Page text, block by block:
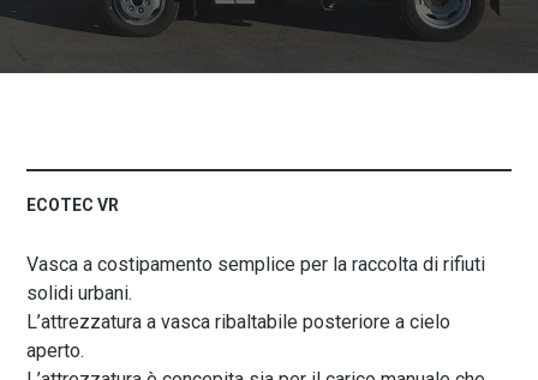
ECOTEC VR
Vasca a costipamento semplice per la raccolta di rifiuti
solidi urbani.
L’attrezzatura a vasca ribaltabile posteriore a cielo
aperto.